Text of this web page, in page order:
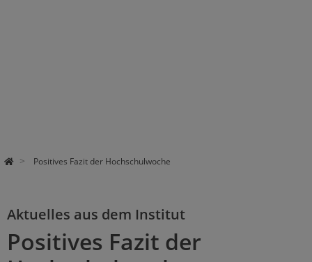
Positives Fazit der Hochschulwoche
Aktuelles aus dem Institut
Positives Fazit der